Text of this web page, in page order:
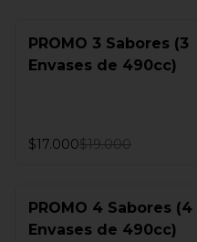
PROMO 3 Sabores (3
Envases de 490cc)
$17.000$19.000
PROMO 4 Sabores (4
Envases de 490cc)